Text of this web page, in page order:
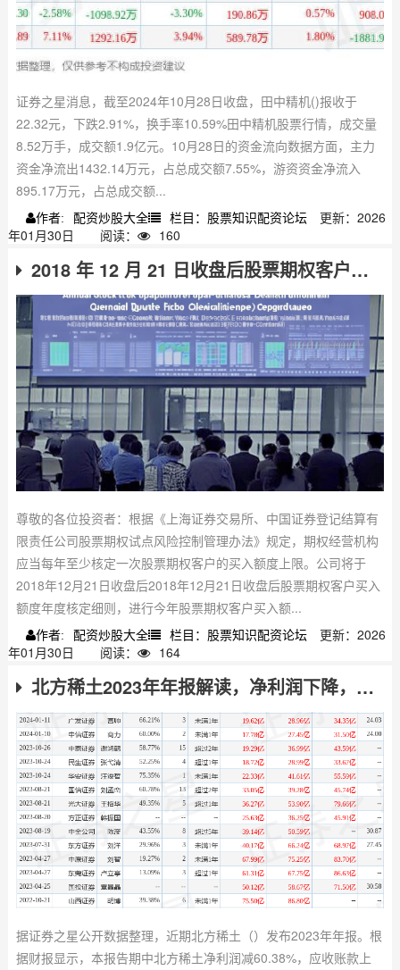
证券之星消息，截至2024年10月28日收盘，田中精机()报收于
22.32元，下跌2.91%，换手率10.59%田中精机股票行情，成交量
8.52万手，成交额1.9亿元。10月28日的资金流向数据方面，主力
资金净流出1432.14万元，占总成交额7.55%，游资资金净流入
895.17万元，占总成交额...
作者: 配资炒股大全 栏目：股票知识配资论坛
更新：2026
年01月30日
阅读： 160
2018 年 12 月 21 日收盘后股票期权客户买入额度年度核定细则
尊敬的各位投资者：根据《上海证券交易所、中国证券登记结算有
限责任公司股票期权试点风险控制管理办法》规定，期权经营机构
应当每年至少核定一次股票期权客户的买入额度上限。公司将于
2018年12月21日收盘后2018年12月21日收盘后股票期权客户买入
额度年度核定细则，进行今年股票期权客户买入额...
作者: 配资炒股大全 栏目：股票知识配资论坛
更新：2026
年01月30日
阅读： 164
北方稀土2023年年报解读，净利润下降，多项财务指标变动
据证券之星公开数据整理，近期北方稀土（）发布2023年年报。根
据财报显示，本报告期中北方稀土净利润减60.38%，应收账款上